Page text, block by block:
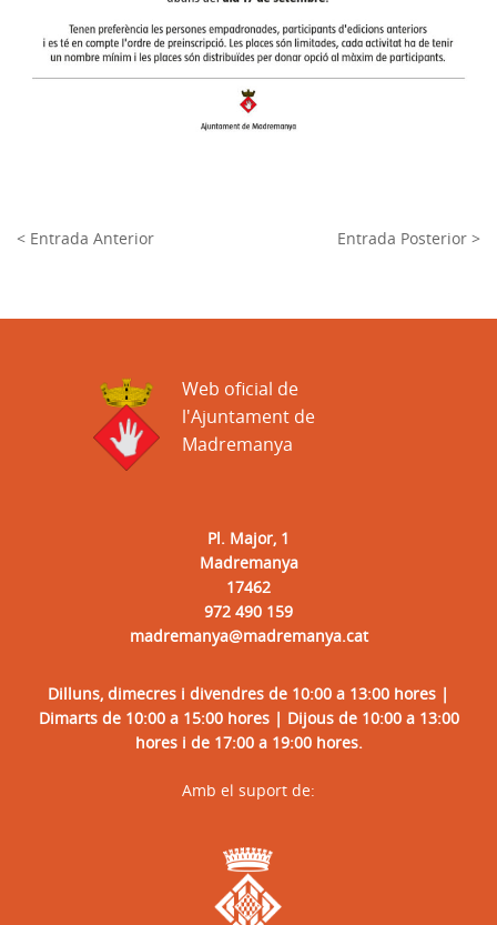
< Entrada Anterior Entrada Posterior >
Pl. Major, 1
Madremanya
17462
972 490 159
madremanya@madremanya.cat
Dilluns, dimecres i divendres de 10:00 a 13:00 hores |
Dimarts de 10:00 a 15:00 hores | Dijous de 10:00 a 13:00
hores i de 17:00 a 19:00 hores.
Web oficial de
l'Ajuntament de
Madremanya
Amb el suport de: